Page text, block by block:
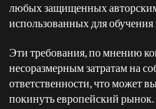
любых защищенных
использованных для
Эти требования, по мнению
несоразмерным затратам на
ответственности, что может
покинуть европейский